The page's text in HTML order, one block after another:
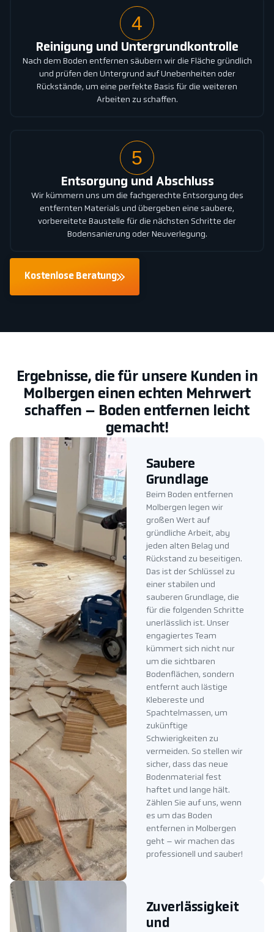
4
Reinigung und Untergrundkontrolle
Nach dem Boden entfernen säubern wir die Fläche gründlich
und prüfen den Untergrund auf Unebenheiten oder
Rückstände, um eine perfekte Basis für die weiteren
Arbeiten zu schaffen.
5
Entsorgung und Abschluss
Wir kümmern uns um die fachgerechte Entsorgung des
entfernten Materials und übergeben eine saubere,
vorbereitete Baustelle für die nächsten Schritte der
Bodensanierung oder Neuverlegung.
Kostenlose Beratung
Ergebnisse, die für unsere Kunden in
Molbergen einen echten Mehrwert
schaffen – Boden entfernen leicht
gemacht!
Saubere
Grundlage
Beim Boden entfernen
Molbergen legen wir
großen Wert auf
gründliche Arbeit, aby
jeden alten Belag und
Rückstand zu beseitigen.
Das ist der Schlüssel zu
einer stabilen und
sauberen Grundlage, die
für die folgenden Schritte
unerlässlich ist. Unser
engagiertes Team
kümmert sich nicht nur
um die sichtbaren
Bodenflächen, sondern
entfernt auch lästige
Klebereste und
Spachtelmassen, um
zukünftige
Schwierigkeiten zu
vermeiden. So stellen wir
sicher, dass das neue
Bodenmaterial fest
haftet und lange hält.
Zählen Sie auf uns, wenn
es um das Boden
entfernen in Molbergen
geht – wir machen das
professionell und sauber!
Zuverlässigkeit
und